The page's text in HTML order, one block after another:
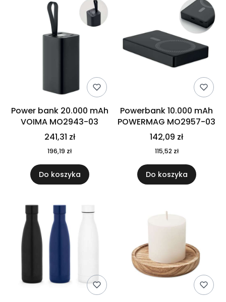
Power bank 20.000 mAh
VOIMA MO2943-03
241,31 zł
196,19 zł
Do koszyka
Powerbank 10.000 mAh
POWERMAG MO2957-03
142,09 zł
115,52 zł
Do koszyka